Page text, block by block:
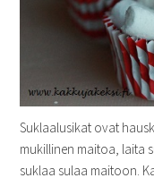
Suklaalusikat ovat
mukillinen maitoa, laita
suklaa sulaa maitoon.